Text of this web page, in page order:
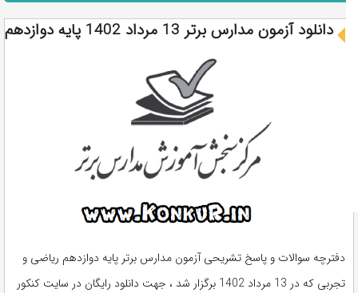
دانلود آزمون مدارس برتر 13 مرداد 1402 پایه دوازدهم
دفترچه سوالات و پاسخ تشریحی آزمون مدارس برتر پایه دوازدهم ریاضی و
تجربی که در 13 مرداد 1402 برگزار شد ، جهت دانلود رایگان در سایت کنکور